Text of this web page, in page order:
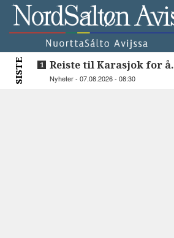
SISTE
Reiste til Karasjok for å
vie Ellen og Johan Anders
Nyheter - 07.08.2026 - 08:30